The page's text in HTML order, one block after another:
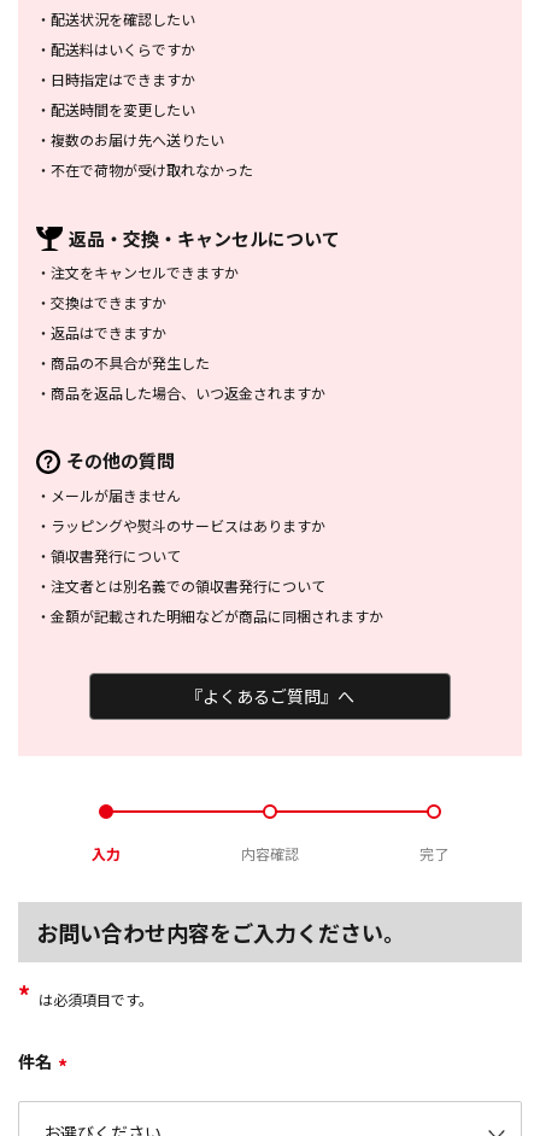
・ 配送状況を確認したい
・ 配送料はいくらですか
・ 日時指定はできますか
・ 配送時間を変更したい
・ 複数のお届け先へ送りたい
・ 不在で荷物が受け取れなかった
返品・交換・ キャンセルについて
・ 注文をキャンセルできますか
・ 交換はできますか
・ 返品はできますか
・ 商品の不具合が発生した
・ 商品を返品した場合、 いつ返金されますか
その他の質問
・ メールが届きません
・ ラッピングや熨斗のサービスはありますか
・ 領収書発行について
・ 注文者とは別名義での領収書発行について
・ 金額が記載された明細などが商品に同梱されますか
『よくあるご質問』へ
入力 内容確認 完了
お問い合わせ内容をご入力ください。
* は必須項目です。
件名 *